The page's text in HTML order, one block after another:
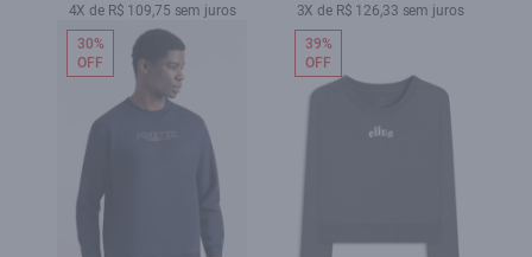
4X de R$ 109,75 sem juros 3X de R$ 126,33 sem juros
30%
OFF
39%
OFF